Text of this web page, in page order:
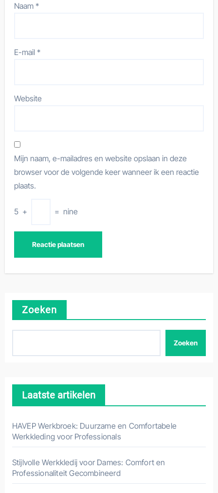
Naam*
E-mail*
Website
Mijn naam, e-mailadres en website opslaan in deze
browser voor de volgende keer wanneer ik een reactie
plaats.
5 + = nine
Zoeken
Zoeken
Laatste artikelen
HAVEP Werkbroek: Duurzame en Comfortabele
Werkkleding voor Professionals
Stijlvolle Werkkledij voor Dames: Comfort en
Professionaliteit Gecombineerd